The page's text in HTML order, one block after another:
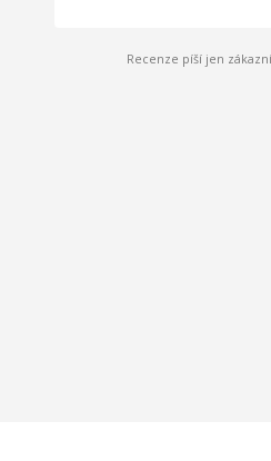
Recenze píší jen